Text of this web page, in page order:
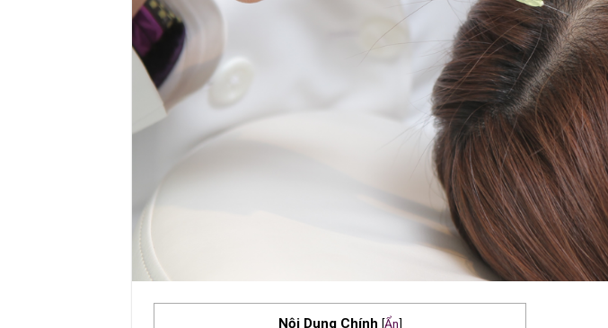
Nội Dung Chính [Ẩn]